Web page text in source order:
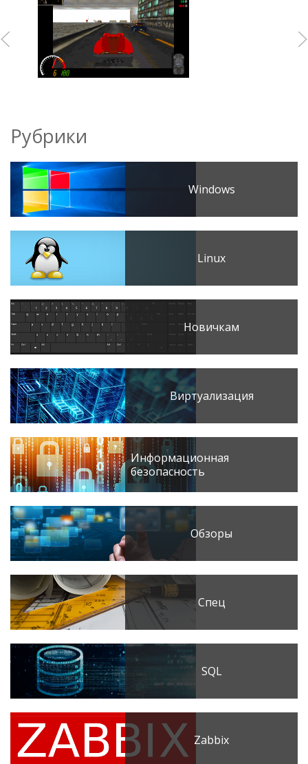
Рубрики
Windows
Linux
Новичкам
Виртуализация
Информационная
безопасность
Обзоры
Спец
SQL
Zabbix